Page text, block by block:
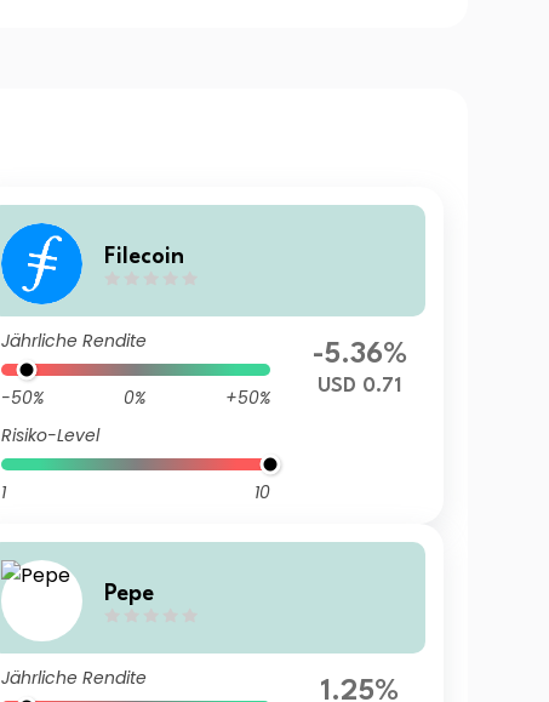
Filecoin
Jährliche Rendite
-50% 0%
+50%
Risiko-Level
1 10
-5.36%
USD 0.71
Pepe
Jährliche Rendite 1.25%